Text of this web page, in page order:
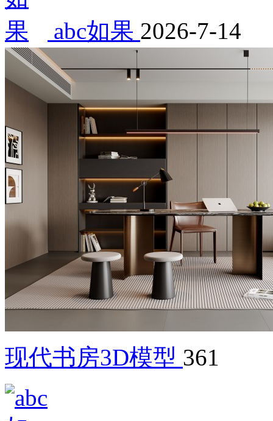
abc如果 2026-7-14
现代书房3D模型 361